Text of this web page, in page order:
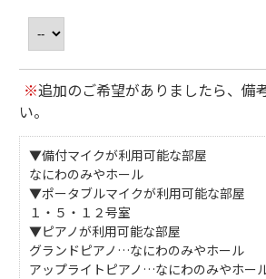
※追加のご希望がありましたら、備
い。
▼備付マイクが利用可能な部屋
なにわのみやホール
▼ポータブルマイクが利用可能な部屋
１・５・１２号室
▼ピアノが利用可能な部屋
グランドピアノ…なにわのみやホール
アップライトピアノ…なにわのみやホー